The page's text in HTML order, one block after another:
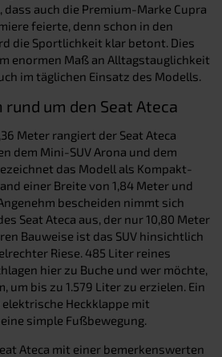
dass auch die Premium-Marke Cupra
feierte, denn schon in den
die Sportlichkeit klar betont. Dies
enormen Maß an Alltagstauglichkeit
im täglichen Einsatz des Modells.
rund um den Seat Ateca
Meter rangiert der Seat Ateca
dem Mini-SUV Arona und dem
das Modell als Kompakt-
einer Breite von 1,84 Meter und
bescheiden nimmt sich
Seat Ateca aus, der nur 10,80 Meter
Bauweise ist das SUV hinsichtlich
Riese. 485 Liter reines
hier zu Buche und wer möchte,
um bis zu 1.579 Liter zu erzielen. Ein
Heckklappe mit
simple Fußbewegung.
Ateca mit einer bemerkenswerten